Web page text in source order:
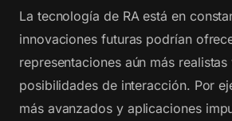
La tecnología de RA está en
innovaciones futuras podrían
representaciones aún más realistas
posibilidades de interacción. Por
más avanzados y aplicaciones